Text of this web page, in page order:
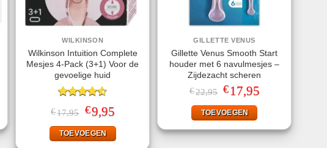
WILKINSON
Wilkinson Intuition Complete
Mesjes 4-Pack (3+1) Voor de
gevoelige huid
Gewaardeerd
4.50uit 5
€17,95 Oorspronkelijke
prijs
was:
€17,95.
€9,95Huidige
prijs
is:
€9,95.
TOEVOEGEN
GILLETTE VENUS
Gillette Venus Smooth Start
houder met 6 navulmesjes –
Zijdezacht scheren
€22,95 Oorspronkelijke
prijs
was:
€22,95.
€ 17,95Huidige
prijs
TOEVOEGEN